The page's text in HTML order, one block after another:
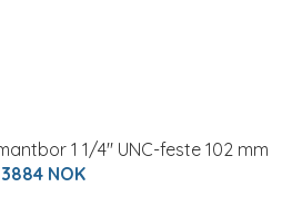
1 1/4" UNC-feste 102 mm
3884 NOK